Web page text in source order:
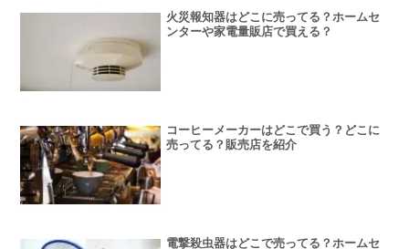
火災報知器はどこに売ってる？ホームセ
ンターや家電量販店で買える？
コーヒーメーカーはどこで買う？どこに
売ってる？販売店を紹介
電撃殺虫器はどこで売ってる？ホームセ